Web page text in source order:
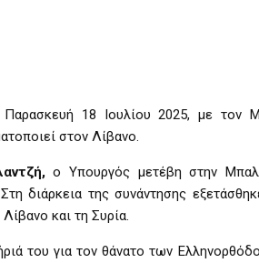
Παρασκευή 18 Ιουλίου 2025, με τον
στον Λίβανο.
ο Υπουργός μετέβη στην
διάρκεια της συνάντησης
και τη Συρία.
του για τον θάνατο των